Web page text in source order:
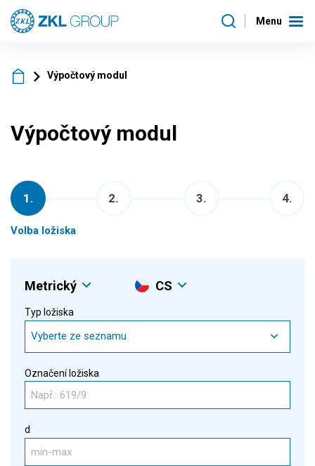
Menu
Výpočtový modul
Výpočtový modul
1 .
Volba ložiska
2. 3. 4.
Metrický CS
Typ ložiska
Vyberte ze seznamu
Označení ložiska
d